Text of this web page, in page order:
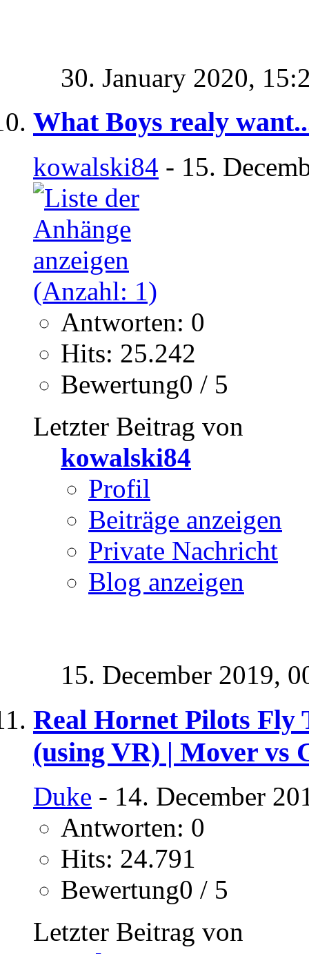
30. January 2020,
What Boys realy
kowalski84 - 15.
Antworten: 0
Hits: 25.242
Bewertung0 / 5
Letzter Beitrag von
kowalski84
Profil
Beiträge anzeigen
Private Nachricht
Blog anzeigen
15. December 2019,
Real Hornet Pilots Fly
(using VR) | Mover vs
Duke - 14. December
Antworten: 0
Hits: 24.791
Bewertung0 / 5
Letzter Beitrag von